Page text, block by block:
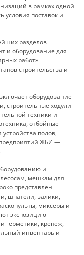
в рамках одной
поставок и
разделов
и оборудование для
работ»
строительства и
оборудование
строительные ходули
техники и
отбойные
полов,
предприятий ЖБИ —
и
мешкам для
представлен
шпатели, валики,
миксеры и
экспозицию
герметики, крепеж,
инвентарь и